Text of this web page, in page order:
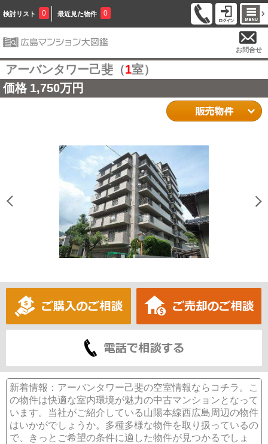
検討リスト 0 最近見た物件 0
お問合せ
アーバンタワー己斐（1室）
価格 1,750万円
新着情報：アーバンタワー己斐の空室情報ならコチラ。こ
の物件は快適な室内環境が魅力の中古マンションとなって
います。当社がご紹介している山陽本線西広島周辺の物件
はいかがでしょうか。多種多様な物件を取り扱っているの
で、きっとご希望の条件に適した物件が見つかるでしょ